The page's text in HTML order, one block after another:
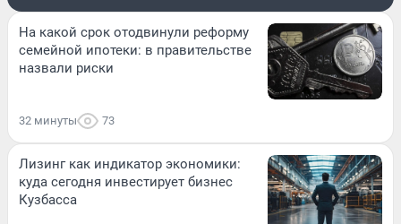
На какой срок отодвинули реформу
семейной ипотеки: в правительстве
назвали риски
32 минуты 73
Лизинг как индикатор экономики:
куда сегодня инвестирует бизнес
Кузбасса